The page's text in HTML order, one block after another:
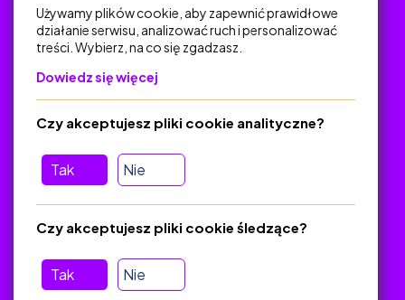
Na skróty
Polityka Prywatności
Regulamin
O platformie
Baza materiałów dydaktycznych
Jak zostać autorem
FAQ
Używamy plików cookie, aby zapewnić prawidłowe
działanie serwisu, analizować ruch i personalizować
treści. Wybierz, na co się zgadzasz.
Dowiedz się więcej
Tak Nie
Czy akceptujesz pliki cookie analityczne?
Tak Nie
Czy akceptujesz pliki cookie śledzące?